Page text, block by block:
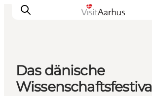
Sehen und erleben
Das dänische
Wissenschaftsfestival